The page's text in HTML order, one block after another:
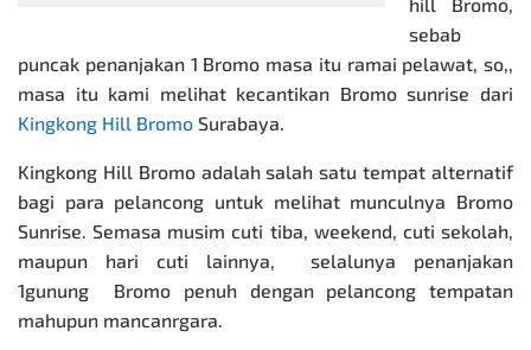
sebab
puncak penanjakan 1 Bromo masa itu ramai pelawat, so,,
masa itu kami melihat kecantikan Bromo sunrise dari
Kingkong Hill Bromo Surabaya.
Kingkong Hill Bromo adalah salah satu tempat alternatif
bagi para pelancong untuk melihat munculnya Bromo
Sunrise. Semasa musim cuti tiba, weekend, cuti sekolah,
maupun hari cuti lainnya, selalunya penanjakan
1gunung Bromo penuh dengan pelancong tempatan
mahupun mancanrgara.